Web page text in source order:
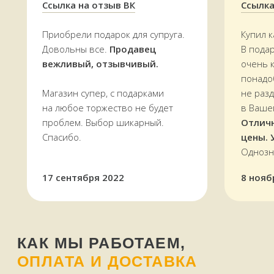
Купил
В
очень
не
в
цены.
Приобрели подарок для супруга.
Довольны все. Продавец
вежливый, отзывчивый.
Магазин супер, с подарками
на любое торжество не будет
проблем. Выбор шикарный.
Спасибо.
Ссылка на отзыв ВК
17 сентября 2022 8
Оплатить можно и наличными,
и в выходные —ежедневно